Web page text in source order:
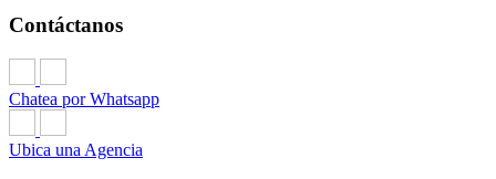
Contáctanos
Chatea por Whatsapp
Ubica una Agencia